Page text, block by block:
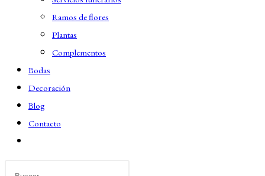
Ramos de flores
Plantas
Complementos
Bodas
Decoración
Blog
Contacto